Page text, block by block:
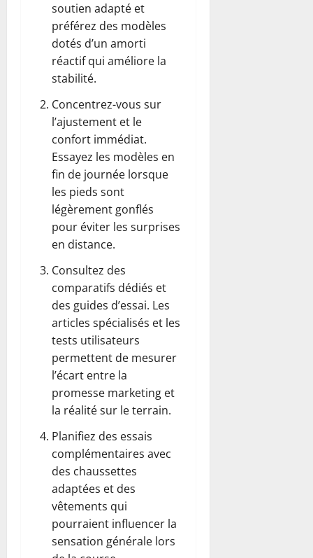
soutien adapté et
préférez des modèles
dotés d’un amorti
réactif qui améliore la
stabilité.
Concentrez-vous sur
l’ajustement et le
confort immédiat.
Essayez les modèles en
fin de journée lorsque
les pieds sont
légèrement gonflés
pour éviter les surprises
en distance.
Consultez des
comparatifs dédiés et
des guides d’essai. Les
articles spécialisés et les
tests utilisateurs
permettent de mesurer
l’écart entre la
promesse marketing et
la réalité sur le terrain.
Planifiez des essais
complémentaires avec
des chaussettes
adaptées et des
vêtements qui
pourraient influencer la
sensation générale lors